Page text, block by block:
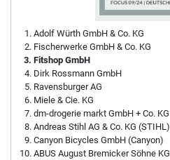
Adolf Würth GmbH & Co. KG
Fischerwerke GmbH & Co. KG
Fitshop GmbH
Dirk Rossmann GmbH
Ravensburger AG
Miele & Cie. KG
dm-drogerie markt GmbH + Co. KG
Andreas Stihl AG & Co. KG (STIHL)
Canyon Bicycles GmbH (Canyon)
ABUS August Bremicker Söhne KG